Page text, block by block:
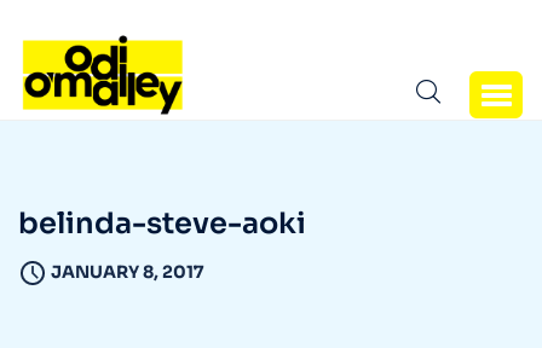
belinda-steve-aoki
JANUARY 8, 2017